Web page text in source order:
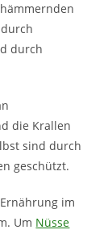
durch
die Krallen
sind durch
geschützt.
im
Um Nüsse